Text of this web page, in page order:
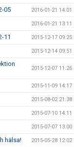
05 2016-01-21 14:01
2016-01-21 13:11
11 2015-12-17 09:25
2015-12-14 09:51
2015-12-07 11:26
2015-11-09 14:17
2015-08-02 21:38
2015-07-10 14:11
2015-07-07 13:00
hälsa! 2015-05-28 12:02